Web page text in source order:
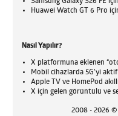
Huawei Watch GT 6 Pro
Nasıl Yapılır?
X platformuna eklenen
Mobil cihazlarda 5G’yi
Apple TV ve HomePod
X için gelen görüntülü ve
2008 - 2026 ©